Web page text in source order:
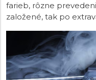
farieb, rôzne
založené, tak po